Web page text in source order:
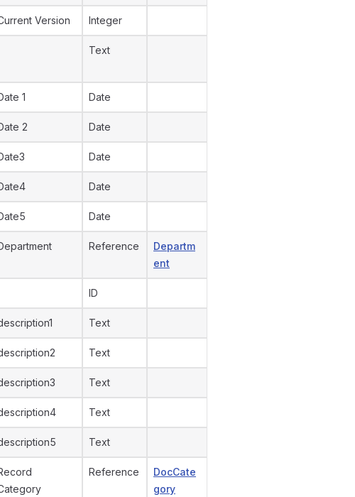
Version Integer
Text
1 Date
2 Date
Date
Date
Date
Reference
Departm
ent
ID
Text
Text
Text
Text
Text
Reference
DocCate
gory